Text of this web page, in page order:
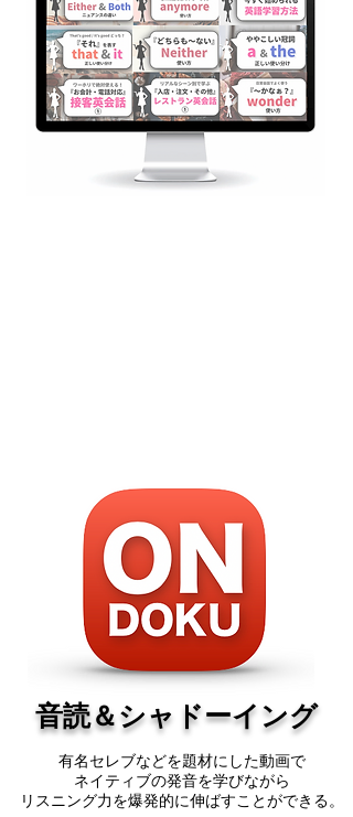
​音読＆シャドーイング
有名セレブなどを題材にした動画で
ネイティブの発音を学びながら
​リスニング力を爆発的に伸ばすことができる。